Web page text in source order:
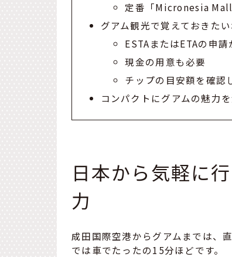
定番「Micronesia
グアム観光で覚えておきた
ESTAまたはETAの申請
現金の用意も必要
チップの目安額を確認
コンパクトにグアムの魅力
日本から気軽に
力
成田国際空港からグアムまでは、
では車でたったの15分ほどです。